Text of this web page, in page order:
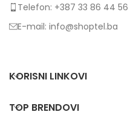
Telefon: +387 33 86 44 56
E-mail: info@shoptel.ba
KORISNI LINKOVI
TOP BRENDOVI